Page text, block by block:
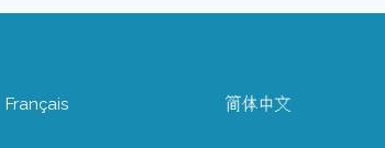
Français 简体中文